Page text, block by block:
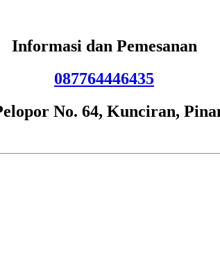
Informasi dan Pemesanan
087764446435
No. 64, Kunciran,